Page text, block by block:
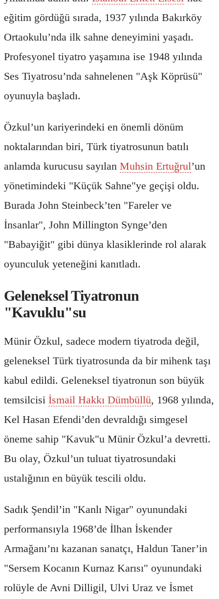
eğitim gördüğü sırada, 1937 yılında Bakırköy
Ortaokulu’nda ilk sahne deneyimini yaşadı.
Profesyonel tiyatro yaşamına ise 1948 yılında
Ses Tiyatrosu’nda sahnelenen "Aşk Köprüsü"
oyunuyla başladı.
Özkul’un kariyerindeki en önemli dönüm
noktalarından biri, Türk tiyatrosunun batılı
anlamda kurucusu sayılan Muhsin Ertuğrul’un
yönetimindeki "Küçük Sahne"ye geçişi oldu.
Burada John Steinbeck’ten "Fareler ve
İnsanlar", John Millington Synge’den
"Babayiğit" gibi dünya klasiklerinde rol alarak
oyunculuk yeteneğini kanıtladı.
Geleneksel Tiyatronun
"Kavuklu"su
Münir Özkul, sadece modern tiyatroda değil,
geleneksel Türk tiyatrosunda da bir mihenk taşı
kabul edildi. Geleneksel tiyatronun son büyük
temsilcisi İsmail Hakkı Dümbüllü, 1968 yılında,
Kel Hasan Efendi’den devraldığı simgesel
öneme sahip "Kavuk"u Münir Özkul’a devretti.
Bu olay, Özkul’un tuluat tiyatrosundaki
ustalığının en büyük tescili oldu.
Sadık Şendil’in "Kanlı Nigar" oyunundaki
performansıyla 1968’de İlhan İskender
Armağanı’nı kazanan sanatçı, Haldun Taner’in
"Sersem Kocanın Kurnaz Karısı" oyunundaki
rolüyle de Avni Dilligil, Ulvi Uraz ve İsmet